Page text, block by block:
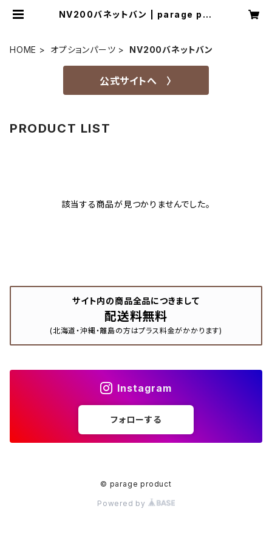
NV200バネットバン | parage pro
HOME オプションパーツ NV200バネットバン
公式サイトへ 〉
PRODUCT LIST
該当する商品が見つかりませんでした。
サイト内の商品全品につきまして
配送料無料
(北海道・沖縄・離島の方はプラス料金がかかります)
Instagram
フォローする
© parage product
Powered by